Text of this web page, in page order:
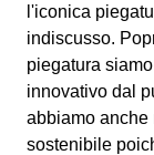
l'iconica
indiscusso.
piegatura
innovativo dal
abbiamo anche
sostenibile